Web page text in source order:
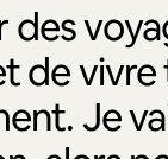
des
de vivre
Je